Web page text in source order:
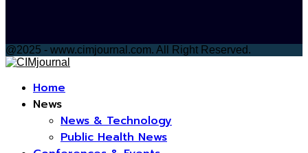
@2025 - www.cimjournal.com. All Right Reserved.
Home
News
News & Technology
Public Health News